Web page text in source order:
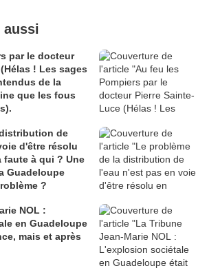
aussi
par le docteur
! Les sages
de la
que les fous
de
d'être résolu
faute à qui ? Une
Guadeloupe
?
NOL :
en Guadeloupe
mais et après